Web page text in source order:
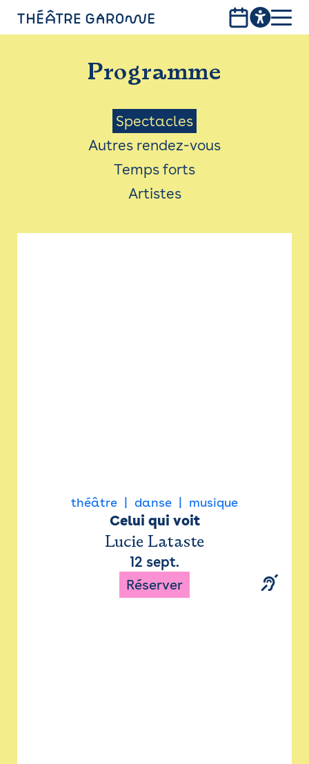
PROGRAMME
INFOS PRATIQUES
AVEC LES PUBLICS
ACCESSIBILITÉ
LES PRODUCTIONS
Programme
Menu
Saison
Spectacles
Autres rendez-vous
Temps forts
Artistes
théâtre danse musique
Celui qui voit
Lucie Lataste
12 sept.
Réserver